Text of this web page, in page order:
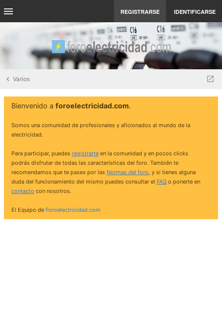
REGISTRARSE IDENTIFICARSE
Varios
Bienvenido a foroelectricidad.com.
Somos una comunidad de profesionales y aficionados al mundo de la
electricidad.
Para participar, puedes registrarte en la comunidad y en pocos clicks
podrás disfrutar de todas las características del foro. También te
recomendamos que te pases por las Normas del foro, y si tienes alguna
duda del funcionamiento del mismo puedes consultar el FAQ o ponerte en
contacto con nosotros.
El Equipo de Foroelectricidad.com